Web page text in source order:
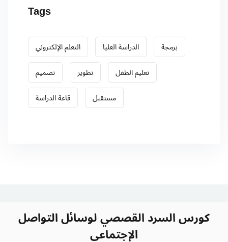
Tags
التعلم الإلكتروني الدراسة العليا
برمجة
تصميم
تطوير
تعليم الطفل
قاعة الدراسة
مستقبل
كورس السرد القصصي لوسائل التواصل
الإجتماعي